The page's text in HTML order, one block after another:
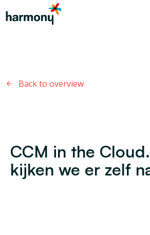
Back to overview
CCM in the
kijken we er zelf